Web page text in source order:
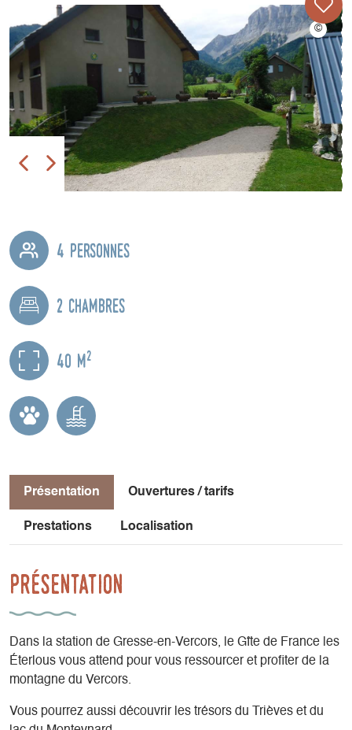
4 personnes
2 chambres
40 m2
Présentation Ouvertures / tarifs
Prestations Localisation
Présentation
Dans la station de Gresse-en-Vercors, le Gîte de France les
Éterlous vous attend pour vous ressourcer et profiter de la
montagne du Vercors.
Vous pourrez aussi découvrir les trésors du Trièves et du